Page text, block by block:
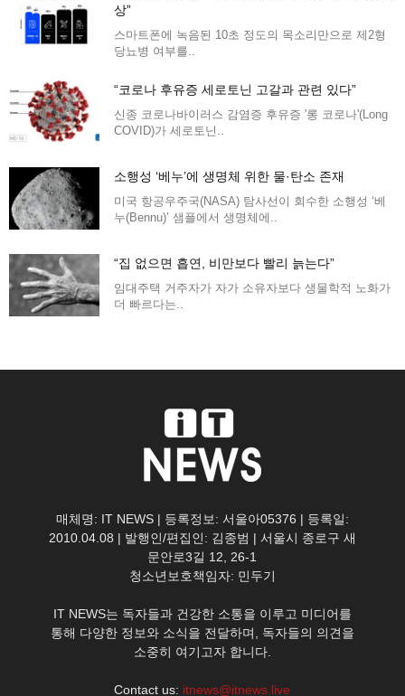
상”
스마트폰에 녹음된 10초 정도의 목소리만으로 제2형
당뇨병 여부를..
“코로나 후유증 세로토닌 고갈과 관련 있다”
신종 코로나바이러스 감염증 후유증 '롱 코로나'(Long
COVID)가 세로토닌..
소행성 ‘베누’에 생명체 위한 물·탄소 존재
미국 항공우주국(NASA) 탐사선이 회수한 소행성 ‘베
누(Bennu)’ 샘플에서 생명체에..
“집 없으면 흡연, 비만보다 빨리 늙는다”
임대주택 거주자가 자가 소유자보다 생물학적 노화가
더 빠르다는..
매체명: IT NEWS | 등록정보: 서울아05376 | 등록일:
2010.04.08 | 발행인/편집인: 김종범 | 서울시 종로구 새
문안로3길 12, 26-1
청소년보호책임자: 민두기
IT NEWS는 독자들과 건강한 소통을 이루고 미디어를
통해 다양한 정보와 소식을 전달하며, 독자들의 의견을
소중히 여기고자 합니다.
Contact us: itnews@itnews.live